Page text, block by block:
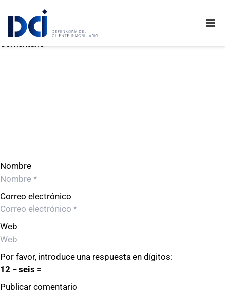
DESARROLLO DE PROYECTOS EDIFICA S.A.C.
Deja un comentario
Comentario
Nombre
Correo electrónico
Web
Por favor, introduce una respuesta en dígitos:
12 − seis =